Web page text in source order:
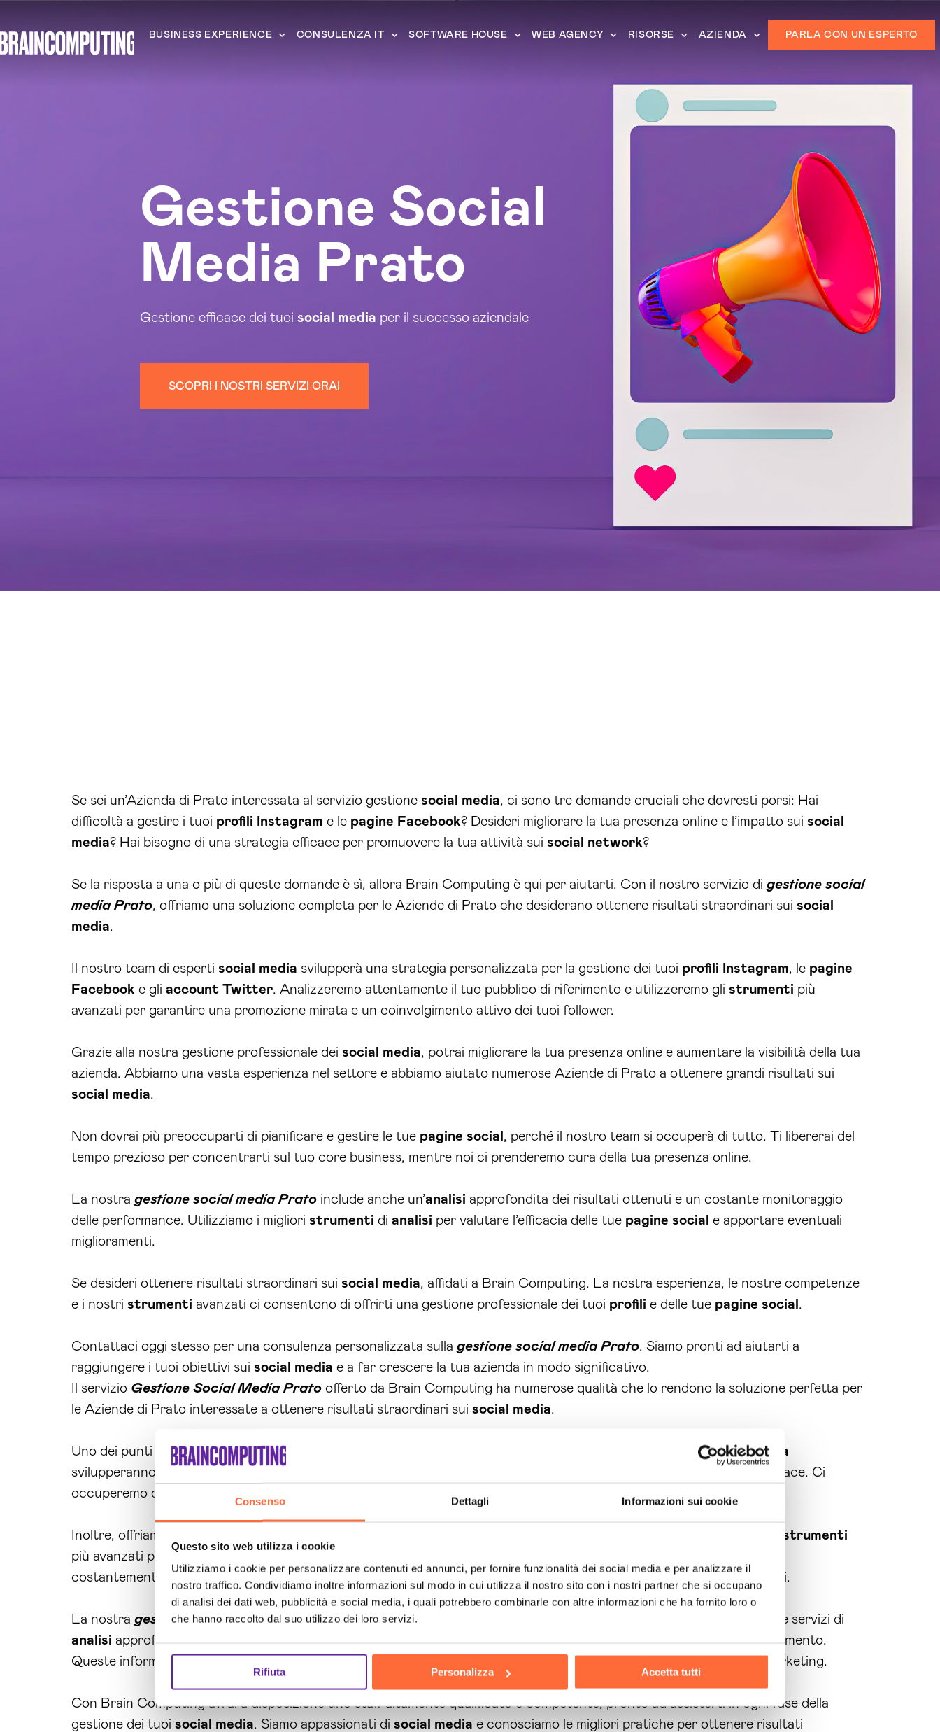
Consenso Dettagli Informazioni sui cookie
Questo sito web utilizza i cookie
Utilizziamo i cookie per personalizzare contenuti ed annunci, per fornire funzionalità dei social media e per analizzare il
nostro traffico. Condividiamo inoltre informazioni sul modo in cui utilizza il nostro sito con i nostri partner che si occupano
di analisi dei dati web, pubblicità e social media, i quali potrebbero combinarle con altre informazioni che ha fornito loro o
che hanno raccolto dal suo utilizzo dei loro servizi.
Rifiuta Personalizza Accetta tutti
BUSINESS EXPERIENCE CONSULENZA IT SOFTWARE HOUSE WEB AGENCY RISORSE AZIENDA PARLA CON UN ESPERTO
Gestione Social
Media Prato
Gestione efficace dei tuoi social media per il successo aziendale
SCOPRI I NOSTRI SERVIZI ORA!
Se sei un’Azienda di Prato interessata al servizio gestione social media, ci sono tre domande cruciali che dovresti porsi: Hai
difficoltà a gestire i tuoi profili Instagram e le pagine Facebook? Desideri migliorare la tua presenza online e l’impatto sui social
media? Hai bisogno di una strategia efficace per promuovere la tua attività sui social network?
Se la risposta a una o più di queste domande è sì, allora Brain Computing è qui per aiutarti. Con il nostro servizio di gestione social
media Prato, offriamo una soluzione completa per le Aziende di Prato che desiderano ottenere risultati straordinari sui social
media.
Il nostro team di esperti social media svilupperà una strategia personalizzata per la gestione dei tuoi profili Instagram, le pagine
Facebook e gli account Twitter. Analizzeremo attentamente il tuo pubblico di riferimento e utilizzeremo gli strumenti più
avanzati per garantire una promozione mirata e un coinvolgimento attivo dei tuoi follower.
Grazie alla nostra gestione professionale dei social media, potrai migliorare la tua presenza online e aumentare la visibilità della tua
azienda. Abbiamo una vasta esperienza nel settore e abbiamo aiutato numerose Aziende di Prato a ottenere grandi risultati sui
social media.
Non dovrai più preoccuparti di pianificare e gestire le tue pagine social , perché il nostro team si occuperà di tutto. Ti libererai del
tempo prezioso per concentrarti sul tuo core business, mentre noi ci prenderemo cura della tua presenza online.
La nostra gestione social media Prato include anche un’analisi approfondita dei risultati ottenuti e un costante monitoraggio
delle performance. Utilizziamo i migliori strumenti di analisi per valutare l’efficacia delle tue pagine social e apportare eventuali
miglioramenti.
Se desideri ottenere risultati straordinari sui social media, affidati a Brain Computing. La nostra esperienza, le nostre competenze
e i nostri strumenti avanzati ci consentono di offrirti una gestione professionale dei tuoi profili e delle tue pagine social .
Contattaci oggi stesso per una consulenza personalizzata sulla gestione social media Prato. Siamo pronti ad aiutarti a
raggiungere i tuoi obiettivi sui social media e a far crescere la tua azienda in modo significativo.
Il servizio Gestione Social Media Prato offerto da Brain Computing ha numerose qualità che lo rendono la soluzione perfetta per
le Aziende di Prato interessate a ottenere risultati straordinari sui social media.
Uno dei punti di forza del nostro servizio è la gestione professionale dei . I nostri espertisocial media
svilupperanno strategie creative per aumentare l’engagement e raggiungere il tuo pubblico di riferimento in modo efficace. Ci
occuperemo di pianificare i contenuti, di interagire con i follower e di gestire la promozione dei tuoi prodotti e servizi.
Inoltre, offriamo anche la gestione delle
strumenti
più avanzati per creare contenuti coinvolgenti e promuovere la tua attività nel modo migliore possibile. Monitoreremo
costantemente le performance delle tue pagine social e apporteremo eventuali miglioramenti per ottimizzare i risultati.
La nostra gestione social media Pratonon si limita solo alla gestione dei
. Offriamo anche servizi di
analisi approfondita per valutare l’efficacia delle tuepagine sociale per ottenere dati preziosi sul tuo pubblico di riferimento.
Queste informazioni ti aiuteranno a prendere decisioni più informate e a migliorare la tua strategia di
marketing.
Con Brain Computing avrai a disposizione uno staff altamente qualificato e competente, pronto ad assisterti in ogni fase della
gestione dei tuoi social media. Siamo appassionati di social media e conosciamo le migliori pratiche per ottenere risultati